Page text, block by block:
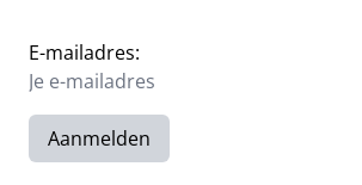
E-mailadres:
Aanmelden